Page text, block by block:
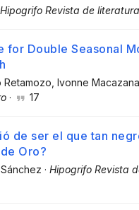
Hipogrifo Revista de
for Double Seasonal
Retamozo , Ivonne
· 17
de ser el que tan
Oro?
· Hipogrifo Revista